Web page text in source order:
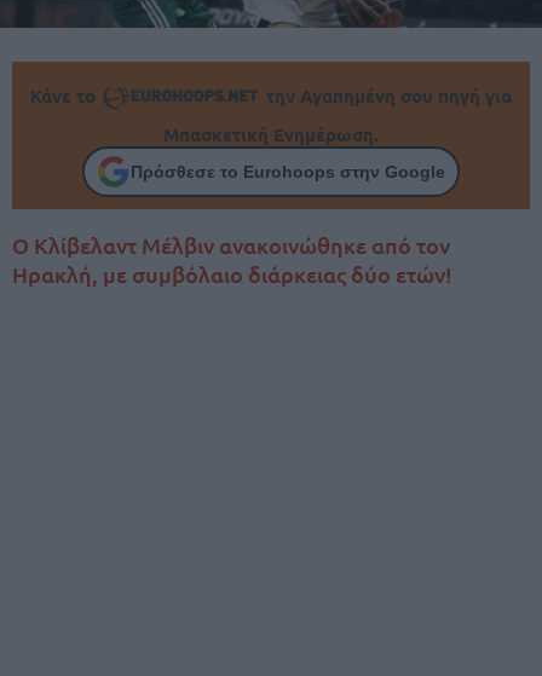
Κάνε το
την Αγαπημένη σου πηγή για
Μπασκετική Ενημέρωση.
Πρόσθεσε το Eurohoops στην Google
Ο Κλίβελαντ Μέλβιν ανακοινώθηκε από τον
Ηρακλή, με συμβόλαιο διάρκειας δύο ετών!